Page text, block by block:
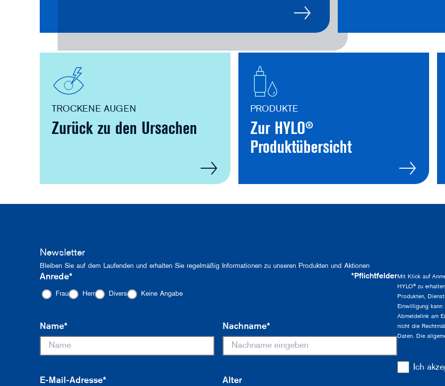
TROCKENE AUGEN
Zurück zu den Ursachen
PRODUKTE
Zur HYLO®
Produktübersicht
Newsletter
Bleiben Sie auf dem Laufenden und erhalten Sie regelmäßig Informationen zu unseren Produkten und Aktionen
Anrede*
Frau Herr Divers Keine Angabe
*Pflichtfelder
Name* Nachname*
E-Mail-Adresse* Alter
Mit Klick auf
HYLO® zu
Produkten,
Einwilligung
Abmeldelink am
nicht die
Daten. Die
Ich